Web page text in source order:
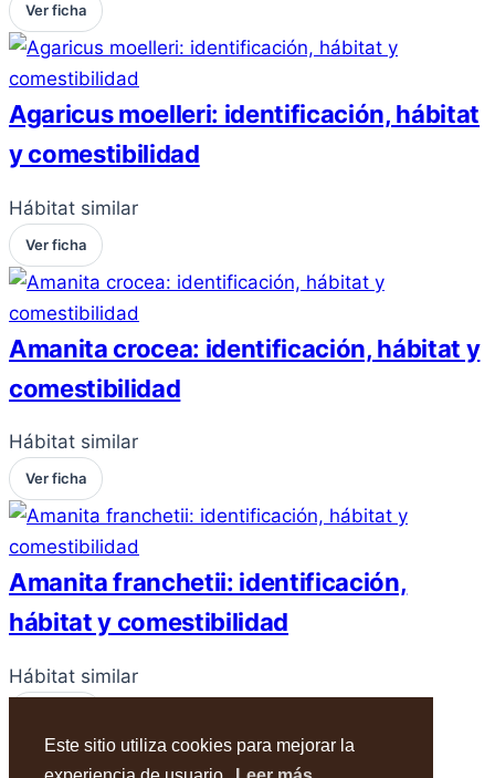
Este sitio utiliza cookies para mejorar la
Ver ficha
Agaricus moelleri: identificación, hábitat
y comestibilidad
Hábitat similar
Ver ficha
Amanita crocea: identificación, hábitat y
comestibilidad
Hábitat similar
Ver ficha
Amanita franchetii: identificación,
hábitat y comestibilidad
Hábitat similar